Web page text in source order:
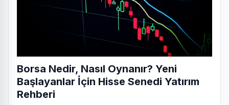
Borsa Nedir, Nasıl Oynanır? Yeni
Başlayanlar İçin Hisse Senedi Yatırım
Rehberi